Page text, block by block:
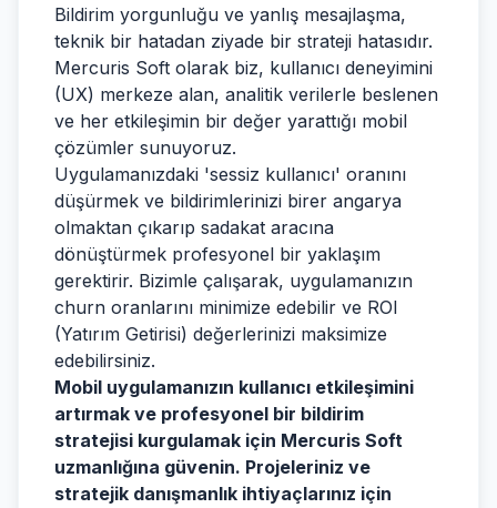
Bildirim yorgunluğu ve yanlış mesajlaşma,
teknik bir hatadan ziyade bir strateji hatasıdır.
Mercuris Soft olarak biz, kullanıcı deneyimini
(UX) merkeze alan, analitik verilerle beslenen
ve her etkileşimin bir değer yarattığı mobil
çözümler sunuyoruz.
Uygulamanızdaki 'sessiz kullanıcı' oranını
düşürmek ve bildirimlerinizi birer angarya
olmaktan çıkarıp sadakat aracına
dönüştürmek profesyonel bir yaklaşım
gerektirir. Bizimle çalışarak, uygulamanızın
churn oranlarını minimize edebilir ve ROI
(Yatırım Getirisi) değerlerinizi maksimize
edebilirsiniz.
Mobil uygulamanızın kullanıcı etkileşimini
artırmak ve profesyonel bir bildirim
stratejisi kurgulamak için Mercuris Soft
uzmanlığına güvenin. Projeleriniz ve
stratejik danışmanlık ihtiyaçlarınız için